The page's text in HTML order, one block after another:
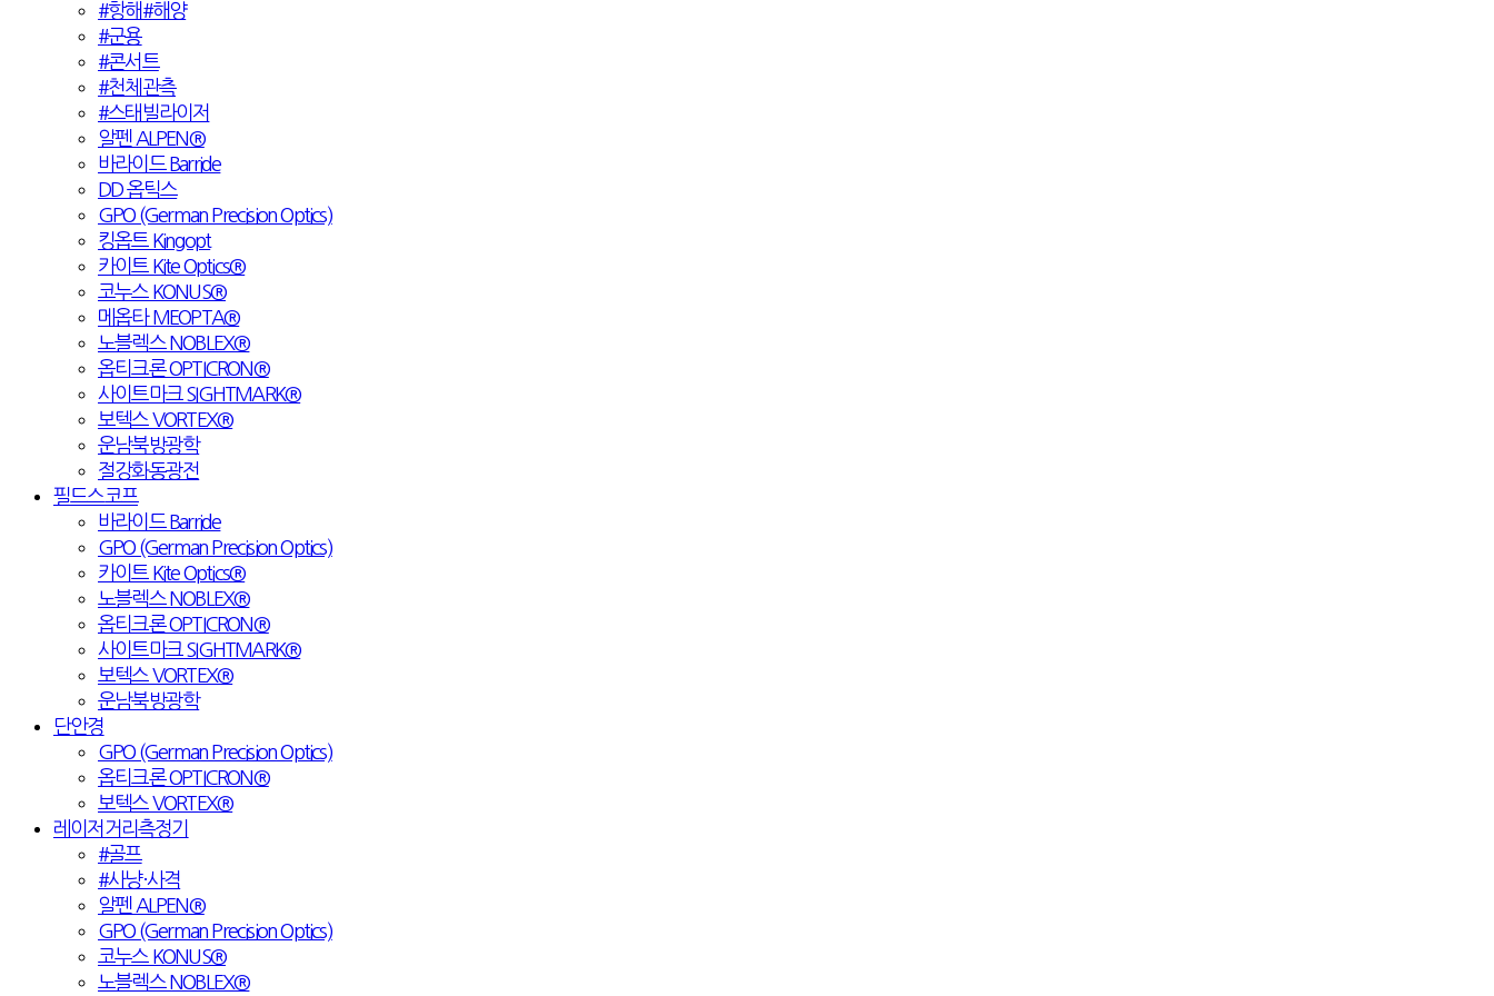
#항해#해양
#군용
#콘서트
#천체관측
#스태빌라이저
알펜 ALPEN®
바라이드 Barride
DD 옵틱스
GPO (German Precision Optics)
킹옵트 Kingopt
카이트 Kite Optics®
코누스 KONUS®
메옵타 MEOPTA®
노블렉스 NOBLEX®
옵티크론 OPTICRON®
사이트마크 SIGHTMARK®
보텍스 VORTEX®
운남북방광학
절강화동광전
필드스코프
바라이드 Barride
GPO (German Precision Optics)
카이트 Kite Optics®
노블렉스 NOBLEX®
옵티크론 OPTICRON®
사이트마크 SIGHTMARK®
보텍스 VORTEX®
운남북방광학
단안경
GPO (German Precision Optics)
옵티크론 OPTICRON®
보텍스 VORTEX®
레이저거리측정기
#골프
#사냥·사격
알펜 ALPEN®
GPO (German Precision Optics)
코누스 KONUS®
노블렉스 NOBLEX®